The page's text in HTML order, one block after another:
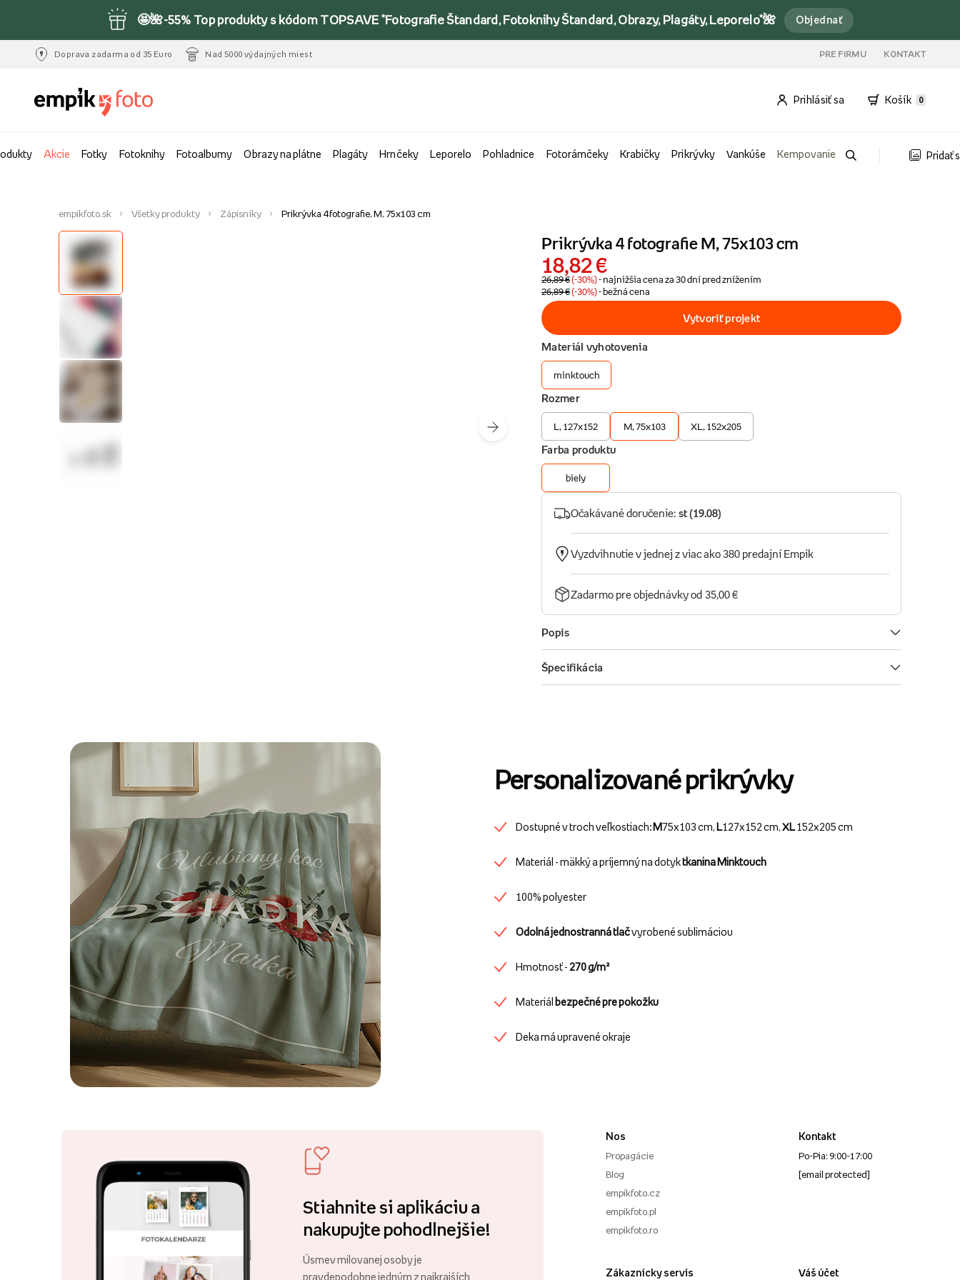
🤩🌺-55% Top produkty s kódom TOPSAVE *Fotografie Štandard, Fotoknihy Štandard, Obrazy, Plagáty, Leporelo*🌺 Objednať
Doprava zadarma od 35 Euro Nad 5000 výdajných miest PRE FIRMU KONTAKT
Prihlásiť sa Košík 0
Akcie Fotky Fotoknihy Fotoalbumy Obrazy na plátne Plagáty Hrnčeky Leporelo Pohladnice Fotorámčeky Krabičky Prikrývky Vankúše Kempovanie Pridať
empikfoto.sk Všetky produkty Zápisníky Prikrývka 4 fotografie, M, 75x103 cm
Personalizované prikrývky
Dostupné v troch veľkostiach: M75x103 cm, L127x152 cm, XL152x205 cm
Materiál - mäkký a príjemný na dotyktkanina Minktouch
100% polyester
Odolná jednostranná tlačvyrobené sublimáciou
Hmotnosť - 270 g/m²
Materiál bezpečné pre pokožku
Deka má upravené okraje
Stiahnite si aplikáciu a
nakupujte pohodlnejšie!
Úsmev milovanej osoby je
pravdepodobne jedným z najkrajších
Nos
Propagácie
Blog
empikfoto.cz
empikfoto.pl
empikfoto.ro
Zákaznícky servis
Kontakt
Po-Pia: 9:00-17:00
[email protected]
Váš účet